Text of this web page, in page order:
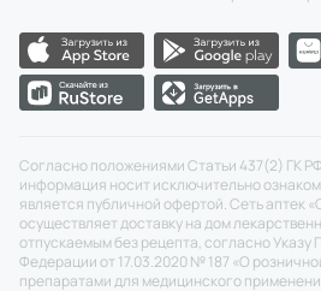
Согласно положениями Статьи 437(2) ГК
информация носит исключительно
является публичной офертой. Сеть аптек
осуществляет доставку на дом
отпускаемым без рецепта, согласно Указу
Федерации от 17.03.2020 № 187 «О
препаратами для медицинского